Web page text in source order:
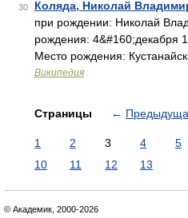
30 Коляда, Николай
при рождении: Николай
рождения: 4&#160;декабря
Место рождения:
Википедия
Страницы ←
1 2 3 4 5
10
11 12 13
© Академик, 2000-2026